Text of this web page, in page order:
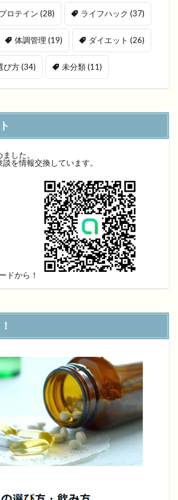
プロテイン (28) ライフハック (37)
体調管理 (19) ダイエット (26)
び方(34) 未分類(11)
した。
を情報交換しています。
ドから！